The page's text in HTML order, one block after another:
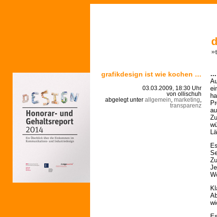
grafikdesign ist wie kochen …
03.03.2009, 18:30 Uhr
von ollischuh
abgelegt unter allgemein marketing
transparenz
…